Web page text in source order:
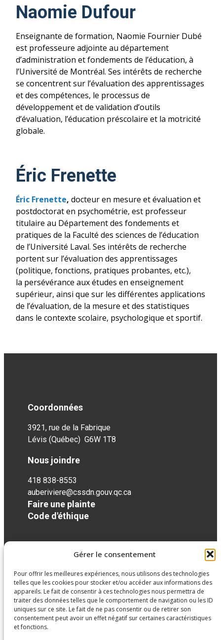
Gérer le consentement
Pour offrir les meilleures expériences, nous utilisons des technologies
telles que les cookies pour stocker et/ou accéder aux informations des
appareils. Le fait de consentir à ces technologies nous permettra de
traiter des données telles que le comportement de navigation ou les ID
uniques sur ce site. Le fait de ne pas consentir ou de retirer son
consentement peut avoir un effet négatif sur certaines caractéristiques
et fonctions.
Naomie Dufour
Enseignante de formation, Naomie Fournier Dubé
est professeure adjointe au département
d’administration et fondements de l’éducation, à
l’Université de Montréal. Ses intérêts de recherche
se concentrent sur l’évaluation des apprentissages
et des compétences, le processus de
développement et de validation d’outils
d’évaluation, l’éducation préscolaire et la motricité
globale.
Éric Frenette
Éric Frenette, docteur en mesure et évaluation et
postdoctorat en psychométrie, est professeur
titulaire au Département des fondements et
pratiques de la Faculté des sciences de l’éducation
de l’Université Laval. Ses intérêts de recherche
portent sur l’évaluation des apprentissages
(politique, fonctions, pratiques probantes, etc.),
la persévérance aux études en enseignement
supérieur, ainsi que sur les différentes applications
de l’évaluation, de la mesure et des statistiques
dans le contexte scolaire, psychologique et sportif.
Coordonnées
3921, rue de la Fabrique
Lévis (Québec) G6W 1T8
Nous joindre
418 838-8553
auberiviere@cssdn.gouv.qc.ca
Faire une plainte
Code d'éthique
Réseaux sociaux
facebook